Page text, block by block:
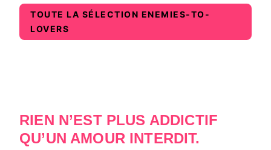
TOUTE LA SÉLECTION ENEMIES-TO-
LOVERS
RIEN N’EST PLUS ADDICTIF
QU’UN AMOUR INTERDIT.